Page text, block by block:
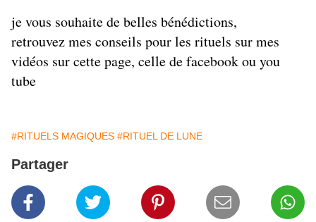
je vous souhaite de belles bénédictions,
retrouvez mes conseils pour les rituels sur mes
vidéos sur cette page, celle de facebook ou you
tube
#RITUELS MAGIQUES #RITUEL DE LUNE
Partager